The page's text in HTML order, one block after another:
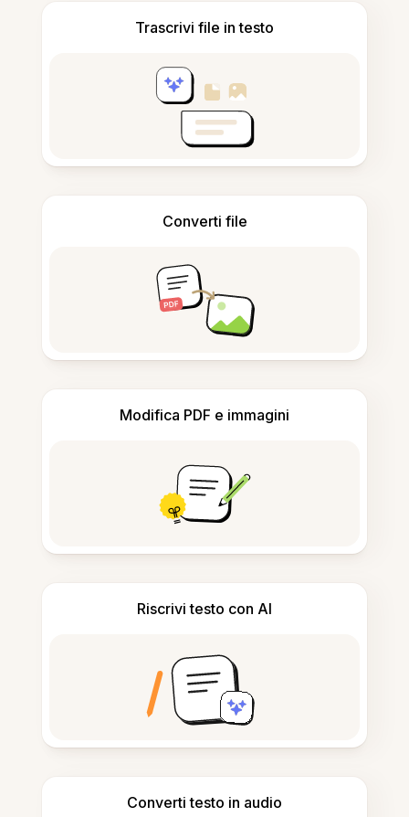
Trascrivi file in testo
Converti file
Modifica PDF e immagini
Riscrivi testo con AI
Converti testo in audio